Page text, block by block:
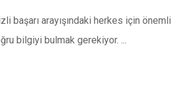
başarı arayışındaki herkes için önemli
bilgiyi bulmak gerekiyor. ...